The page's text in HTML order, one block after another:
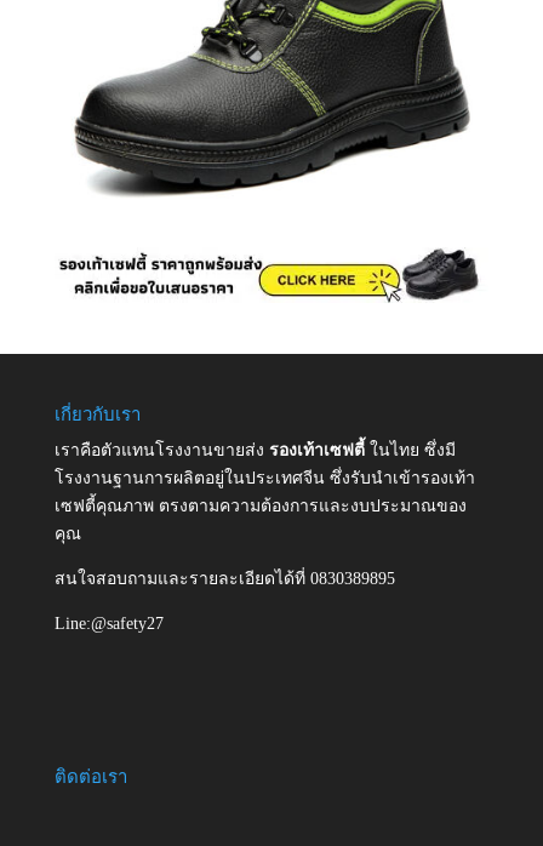
เกี่ยวกับเรา
เราคือตัวแทนโรงงานขายส่ง รองเท้าเซฟตี้ ในไทย ซึ่งมี
โรงงานฐานการผลิตอยู่ในประเทศจีน ซึ่งรับนำเข้ารองเท้า
เซฟตี้คุณภาพ ตรงตามความต้องการและงบประมาณของ
คุณ
สนใจสอบถามและรายละเอียดได้ที่ 0830389895
Line:@safety27
ติดต่อเรา